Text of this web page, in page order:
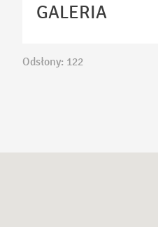
GALERIA
Odsłony: 122